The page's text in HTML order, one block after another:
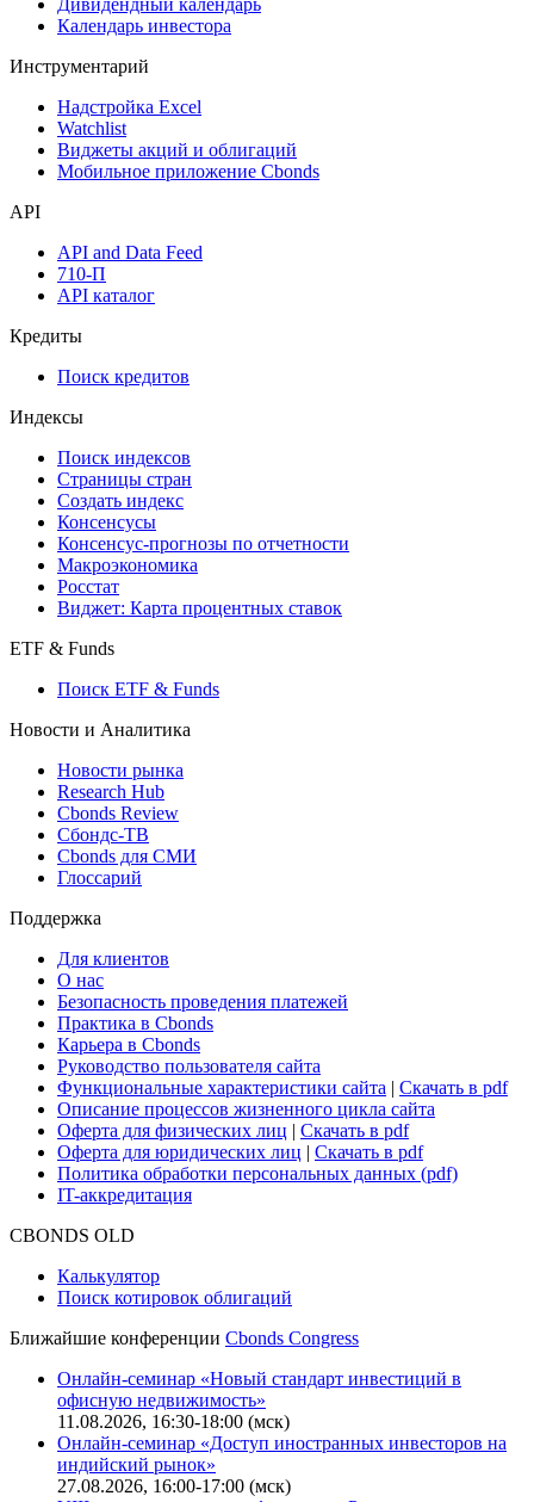
Оферты
Аукционы госбумаг
Денежный рынок
Календарь инвестора
Инструментарий
Надстройка Excel
Мобильное приложение Cbonds
API
API and Data Feed
API каталог
Кредиты
Поиск кредитов
Индексы
Поиск индексов
Страницы стран
Создать индекс
Консенсусы
Консенсус-прогнозы по отчетности
Макроэкономика
Виджет: Карта процентных ставок
ETF & Funds
Поиск ETF & Funds
Новости и Аналитика
Новости рынка
Research Hub
Cbonds Review
Сбондс-ТВ
Глоссарий
Поддержка
Для клиентов
О нас
Безопасность проведения платежей
Практика в Cbonds
Карьера в Cbonds
Руководство пользователя сайта
Функциональные характеристики сайта|Скачать в pdf
Описание процессов жизненного цикла сайта
Оферта для физических лиц
Оферта для юридических лиц
IT-аккредитация
Поиск котировок облигаций
Ближайшие конференцииCbonds Congress
Онлайн-семинар «Новый стандарт инвестиций в
офисную недвижимость»